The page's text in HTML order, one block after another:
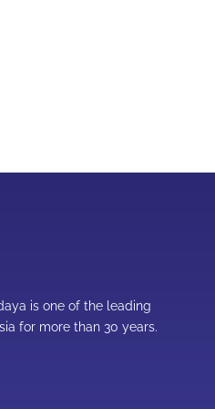
is one of the leading
for more than 30 years.